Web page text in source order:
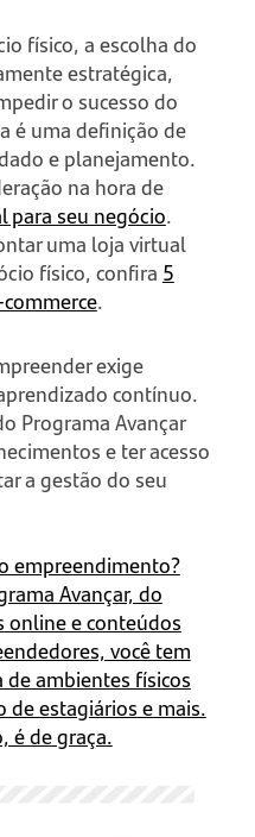
físico, a escolha do
estratégica,
o sucesso do
é uma definição de
e planejamento.
na hora de
para seu negócio.
uma loja virtual
físico, confira 5
.
exige
contínuo.
Programa Avançar
e ter acesso
a gestão do seu
empreendimento?
Avançar, do
online e conteúdos
você tem
de ambientes físicos
de estagiários e mais.
é de graça.